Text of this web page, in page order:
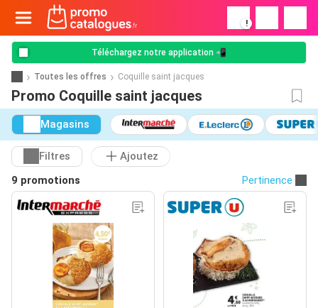
!
Téléchargez notre application 📲
Toutes les offres Coquille saint jacques
Promo Coquille saint jacques
Magasins
Filtres
Ajoutez
9 promotions
Pertinence